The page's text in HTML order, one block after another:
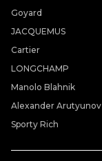
Goyard
JACQUEMUS
Cartier
LONGCHAMP
Manolo Blahnik
Alexander Arutyunov
Sporty Rich